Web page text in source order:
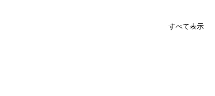
すべて表示